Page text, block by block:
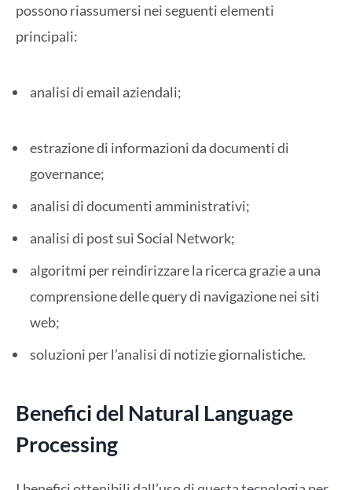
possono riassumersi nei seguenti elementi
principali:
analisi di email aziendali;
estrazione di informazioni da documenti di
governance;
analisi di documenti amministrativi;
analisi di post sui Social Network;
algoritmi per reindirizzare la ricerca grazie a una
comprensione delle query di navigazione nei siti
web;
soluzioni per l’analisi di notizie giornalistiche.
Benefici del Natural Language
Processing